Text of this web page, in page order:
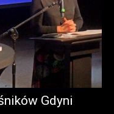
Gdyni